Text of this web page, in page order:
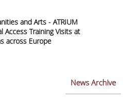
and Arts - ATRIUM
Access Training Visits at
across Europe
News Archive